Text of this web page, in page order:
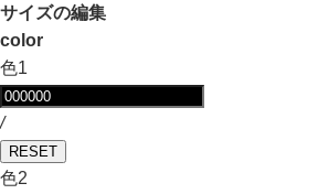
サイズの編集
color
色1
/
RESET
色2